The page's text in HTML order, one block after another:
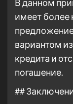
В данном
имеет более
вариантом
кредита и
погашение.
##